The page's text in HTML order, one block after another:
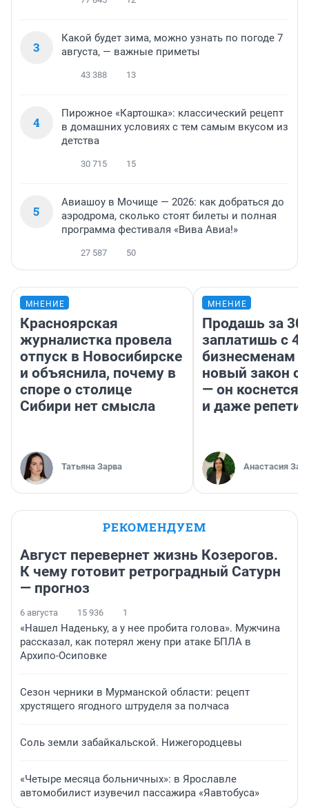
3
Какой будет зима, можно узнать по погоде 7
августа, — важные приметы
43 388 13
4
Пирожное «Картошка»: классический рецепт
в домашних условиях с тем самым вкусом из
детства
30 715 15
5
Авиашоу в Мочище — 2026: как добраться до
аэродрома, сколько стоят билеты и полная
программа фестиваля «Вива Авиа!»
27 587 50
МНЕНИЕ
Красноярская
журналистка провела
отпуск в Новосибирске
и объяснила, почему в
споре о столице
Сибири нет смысла
Татьяна Зарва
МНЕНИЕ
Продашь за
заплатишь с
бизнесменам
новый закон о
— он коснется
и даже
Анастасия
РЕКОМЕНДУЕМ
Август перевернет жизнь Козерогов.
К чему готовит ретроградный Сатурн
— прогноз
6 августа 15 936 1
«Нашел Наденьку, а у нее пробита голова». Мужчина
рассказал, как потерял жену при атаке БПЛА в
Архипо-Осиповке
Сезон черники в Мурманской области: рецепт
хрустящего ягодного штруделя за полчаса
Соль земли забайкальской. Нижегородцевы
«Четыре месяца больничных»: в Ярославле
автомобилист изувечил пассажира «Яавтобуса»